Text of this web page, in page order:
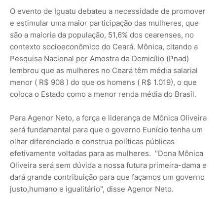
O evento de Iguatu debateu a necessidade de promover
e estimular uma maior participação das mulheres, que
são a maioria da população, 51,6% dos cearenses, no
contexto socioeconômico do Ceará. Mônica, citando a
Pesquisa Nacional por Amostra de Domicílio (Pnad)
lembrou que as mulheres no Ceará têm média salarial
menor ( R$ 908 ) do que os homens ( R$ 1.019), o que
coloca o Estado como a menor renda média do Brasil.
Para Agenor Neto, a força e liderança de Mônica Oliveira
será fundamental para que o governo Eunício tenha um
olhar diferenciado e construa políticas públicas
efetivamente voltadas para as mulheres. "Dona Mônica
Oliveira será sem dúvida a nossa futura primeira-dama e
dará grande contribuição para que façamos um governo
justo,humano e igualitário", disse Agenor Neto.